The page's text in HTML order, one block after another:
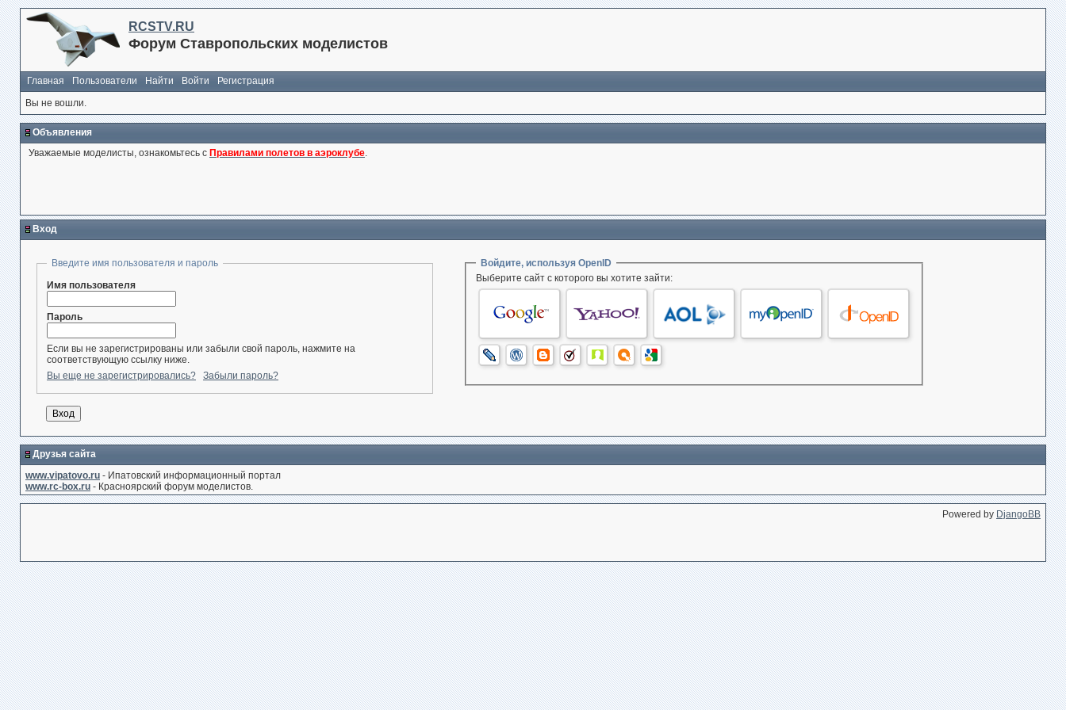
RCSTV.RU
Форум Ставропольских моделистов
Главная Пользователи Найти Войти
Регистрация
Вы не вошли.
Объявления
Уважаемые моделисты, ознакомьтесь с Правилами полетов в аэроклубе.
Вход
Введите имя пользователя и пароль
Имя пользователя
Пароль
Если вы не зарегистрированы или забыли свой пароль, нажмите на
соответствующую ссылку ниже.
Вы еще не зарегистрировались?
Забыли пароль?
Войдите, используя OpenID
Выберите сайт с которого вы хотите зайти:
Друзья сайта
www.vipatovo.ru - Ипатовский информационный портал
www.rc-box.ru - Красноярский форум моделистов.
Powered by DjangoBB